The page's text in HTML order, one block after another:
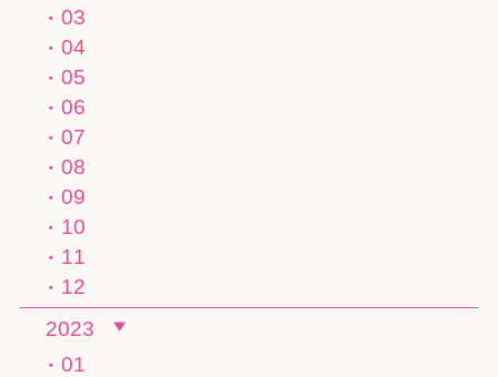
03
04
05
06
07
08
09
10
11
12
2023
01